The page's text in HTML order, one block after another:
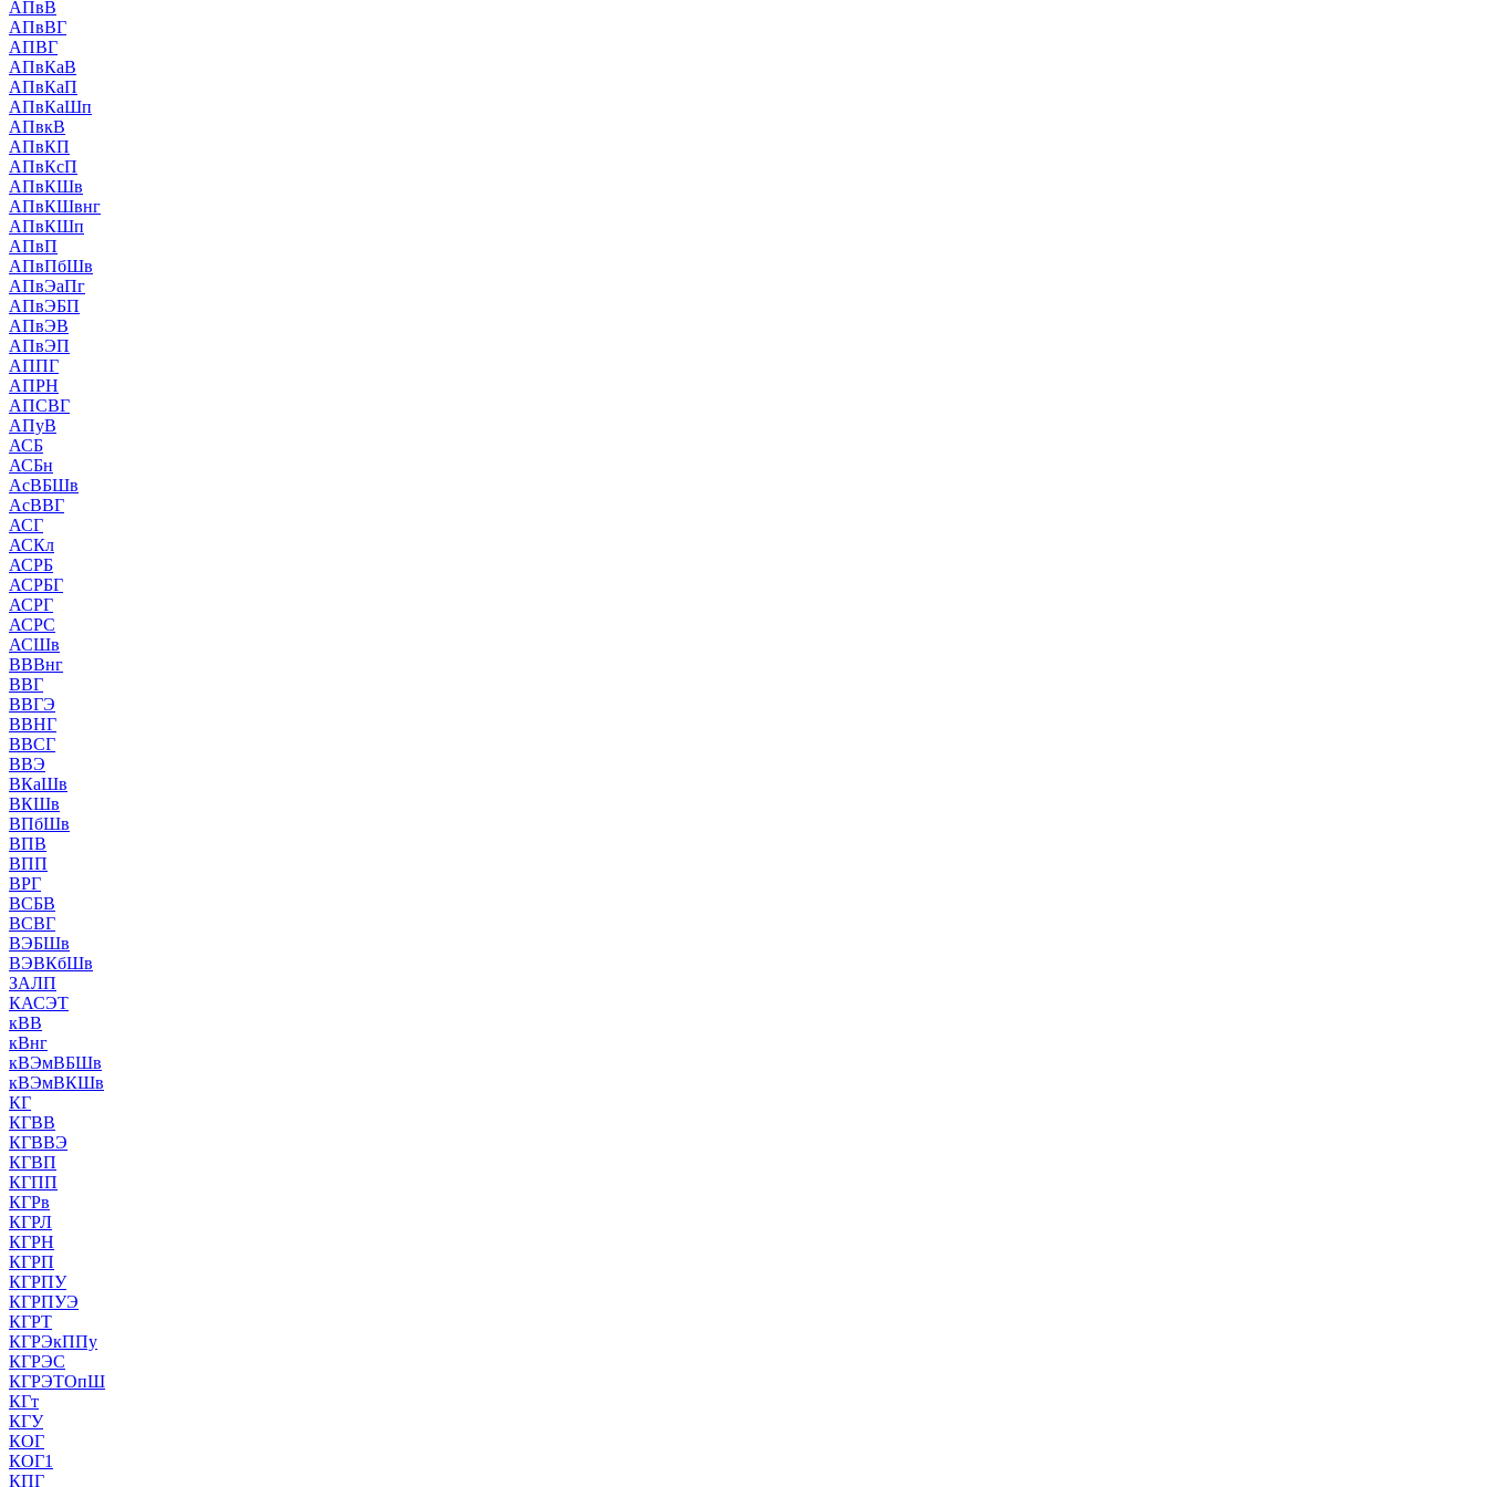
АПвВ
АПвВГ
АПВГ
АПвКаВ
АПвКаП
АПвКаШп
АПвкВ
АПвКП
АПвКсП
АПвКШв
АПвКШвнг
АПвКШп
АПвП
АПвПбШв
АПвЭаПг
АПвЭБП
АПвЭВ
АПвЭП
АППГ
АПРН
АПСВГ
АПуВ
АСБ
АСБн
АсВБШв
АсВВГ
АСГ
АСКл
АСРБ
АСРБГ
АСРГ
АСРС
АСШв
ВВВнг
ВВГ
ВВГЭ
ВВНГ
ВВСГ
ВВЭ
ВКаШв
ВКШв
ВПбШв
ВПВ
ВПП
ВРГ
ВСБВ
ВСВГ
ВЭБШв
ВЭВКбШв
ЗАЛП
КАСЭТ
кВВ
кВнг
кВЭмВБШв
кВЭмВКШв
КГ
КГВВ
КГВВЭ
КГВП
КГПП
КГРв
КГРЛ
КГРН
КГРП
КГРПУ
КГРПУЭ
КГРТ
КГРЭкППу
КГРЭС
КГРЭТОпШ
КГт
КГУ
КОГ
КОГ1
КПГ